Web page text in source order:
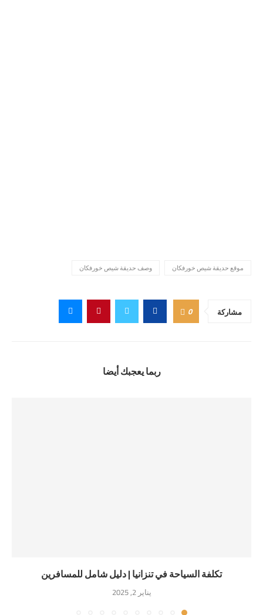
موقع حديقة شيص خورفكان وصف حديقة شيص خورفكان
مشاركة 0
ربما يعجبك أيضا
تكلفة السياحة في تنزانيا | دليل شامل للمسافرين
يناير 2, 2025